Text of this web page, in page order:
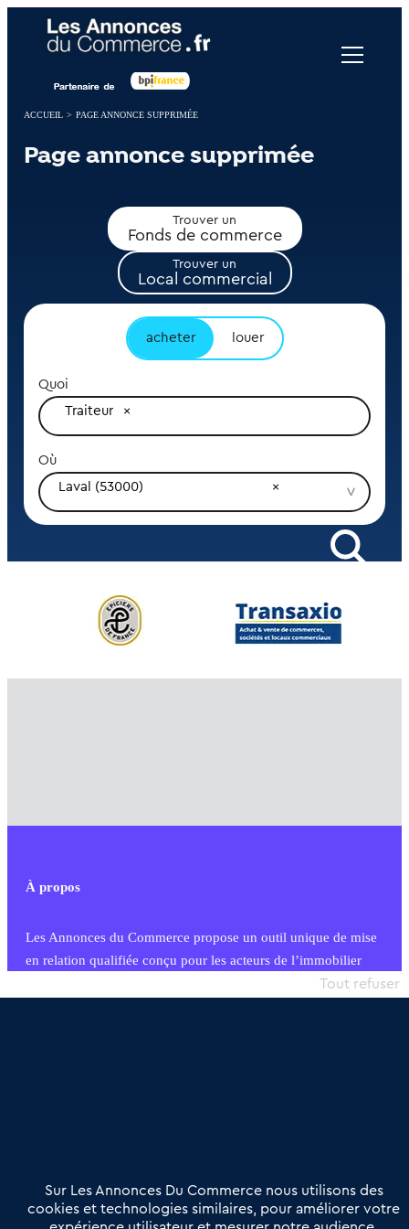
ACCUEIL > PAGE ANNONCE SUPPRIMÉE
Page annonce supprimée
Trouver un
Fonds de commerce
Trouver un
Local commercial
acheter louer
Quoi
Traiteur
Où
Laval (53000)
À propos
Les Annonces du Commerce propose un outil unique de mise
en relation qualifiée conçu pour les acteurs de l’immobilier
commercial et les collectivités territoriales, simple et intégrant
Offres Pro
Actualités
Qui sommes nous ?
Panneau de gestion des cookies
Sur Les Annonces Du Commerce nous utilisons des
cookies et technologies similaires, pour améliorer votre
Tout refuser